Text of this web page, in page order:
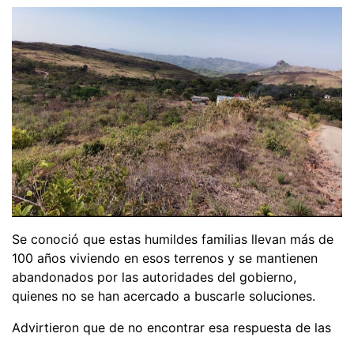
Se conoció que estas humildes familias llevan más de
100 años viviendo en esos terrenos y se mantienen
abandonados por las autoridades del gobierno,
quienes no se han acercado a buscarle soluciones.
Advirtieron que de no encontrar esa respuesta de las